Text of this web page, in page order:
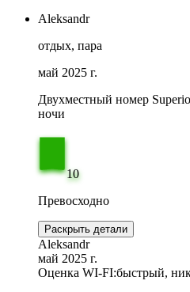
Aleksandr
отдых, пара
май 2025 г.
Двухместный номер
ночи
10
Превосходно
Раскрыть детали
Aleksandr
май 2025 г.
Оценка WI-FI:быстрый,